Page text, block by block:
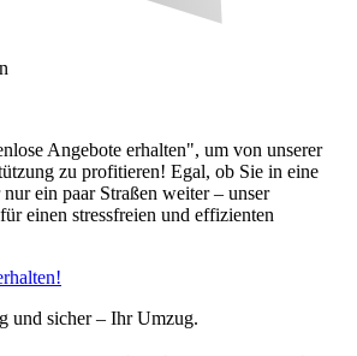
Angebote erhalten", um von unserer
zu profitieren! Egal, ob Sie in eine
ein paar Straßen weiter – unser
einen stressfreien und effizienten
und sicher – Ihr Umzug.